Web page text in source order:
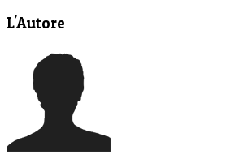
L'Autore